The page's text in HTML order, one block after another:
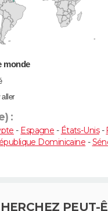
monde
aller
:
- Espagne - États-Unis-
Dominicaine -
PEUT-